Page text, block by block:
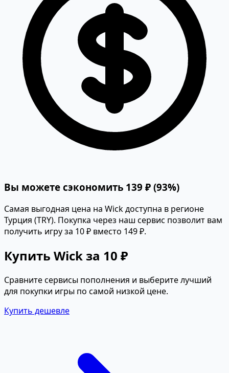
Вы можете сэкономить 139 ₽ (93%)
Самая выгодная цена на Wick доступна в регионе
Турция (TRY). Покупка через наш сервис позволит вам
получить игру за 10 ₽ вместо 149 ₽.
Купить Wick за 10 ₽
Сравните сервисы пополнения и выберите лучший
для покупки игры по самой низкой цене.
Купить дешевле